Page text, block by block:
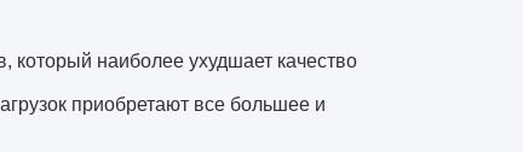
наиболее ухудшает качество
приобретают все большее и